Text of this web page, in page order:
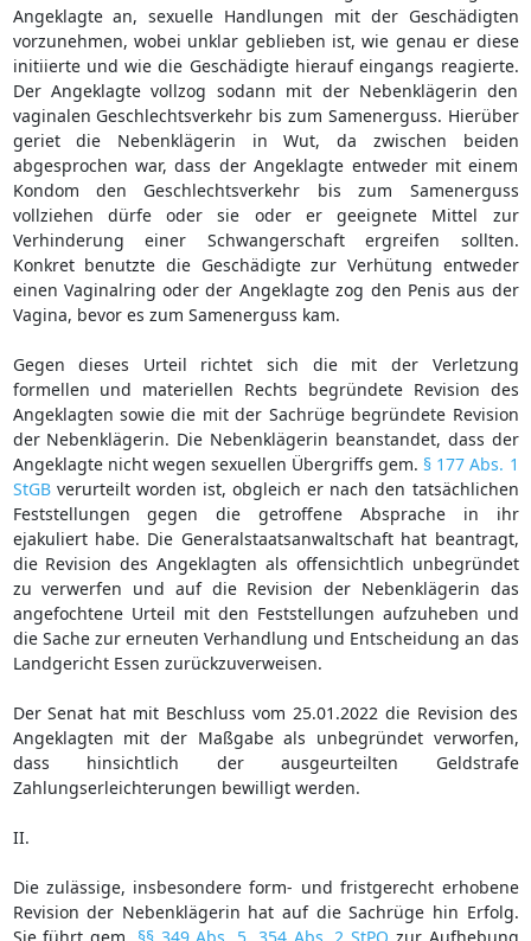
Angeklagte an, sexuelle Handlungen mit der Geschädigten
vorzunehmen, wobei unklar geblieben ist, wie genau er diese
initiierte und wie die Geschädigte hierauf eingangs reagierte.
Der Angeklagte vollzog sodann mit der Nebenklägerin den
vaginalen Geschlechtsverkehr bis zum Samenerguss. Hierüber
geriet die Nebenklägerin in Wut, da zwischen beiden
abgesprochen war, dass der Angeklagte entweder mit einem
Kondom den Geschlechtsverkehr bis zum Samenerguss
vollziehen dürfe oder sie oder er geeignete Mittel zur
Verhinderung einer Schwangerschaft ergreifen sollten.
Konkret benutzte die Geschädigte zur Verhütung entweder
einen Vaginalring oder der Angeklagte zog den Penis aus der
Vagina, bevor es zum Samenerguss kam.
Gegen dieses Urteil richtet sich die mit der Verletzung
formellen und materiellen Rechts begründete Revision des
Angeklagten sowie die mit der Sachrüge begründete Revision
der Nebenklägerin. Die Nebenklägerin beanstandet, dass der
Angeklagte nicht wegen sexuellen Übergriffs gem. § 177 Abs. 1
StGBverurteilt worden ist, obgleich er nach den tatsächlichen
Feststellungen gegen die getroffene Absprache in ihr
ejakuliert habe. Die Generalstaatsanwaltschaft hat beantragt,
die Revision des Angeklagten als offensichtlich unbegründet
zu verwerfen und auf die Revision der Nebenklägerin das
angefochtene Urteil mit den Feststellungen aufzuheben und
die Sache zur erneuten Verhandlung und Entscheidung an das
Landgericht Essen zurückzuverweisen.
Der Senat hat mit Beschluss vom 25.01.2022 die Revision des
Angeklagten mit der Maßgabe als unbegründet verworfen,
dass hinsichtlich der ausgeurteilten Geldstrafe
Zahlungserleichterungen bewilligt werden.
II.
Die zulässige, insbesondere form- und fristgerecht erhobene
Revision der Nebenklägerin hat auf die Sachrüge hin Erfolg.
Sie führt gem. §§ 349 Abs. 5 354 Abs. 2 StPO zur Aufhebung